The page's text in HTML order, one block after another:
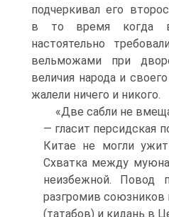
подчеркивал его
в то время когда
настоятельно
вельможами при
величия народа и
жа­лели ничего и никого.
«Две сабли не
— гласит персид­ская
Китае не могли
Схватка между
неиз­бежной. Повод
разгромив
(татабов) и кидань в